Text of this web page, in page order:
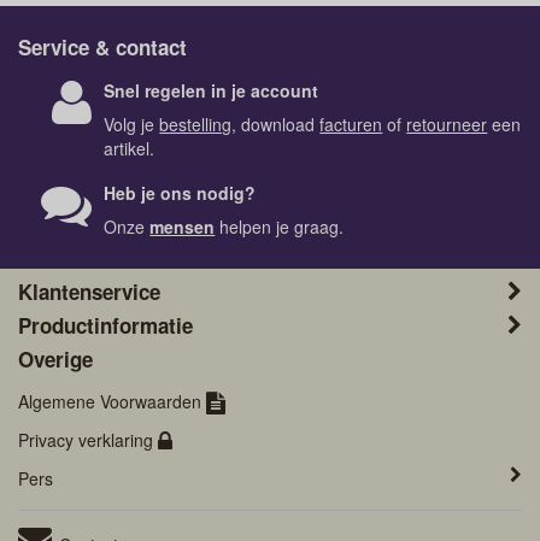
Service & contact
Snel regelen in je account
Volg jebestelling, downloadfacturen of retourneer een
artikel.
Heb je ons nodig?
Onzemensen helpen je graag.
Klantenservice
Productinformatie
Overige
Algemene Voorwaarden
Privacy verklaring
Pers